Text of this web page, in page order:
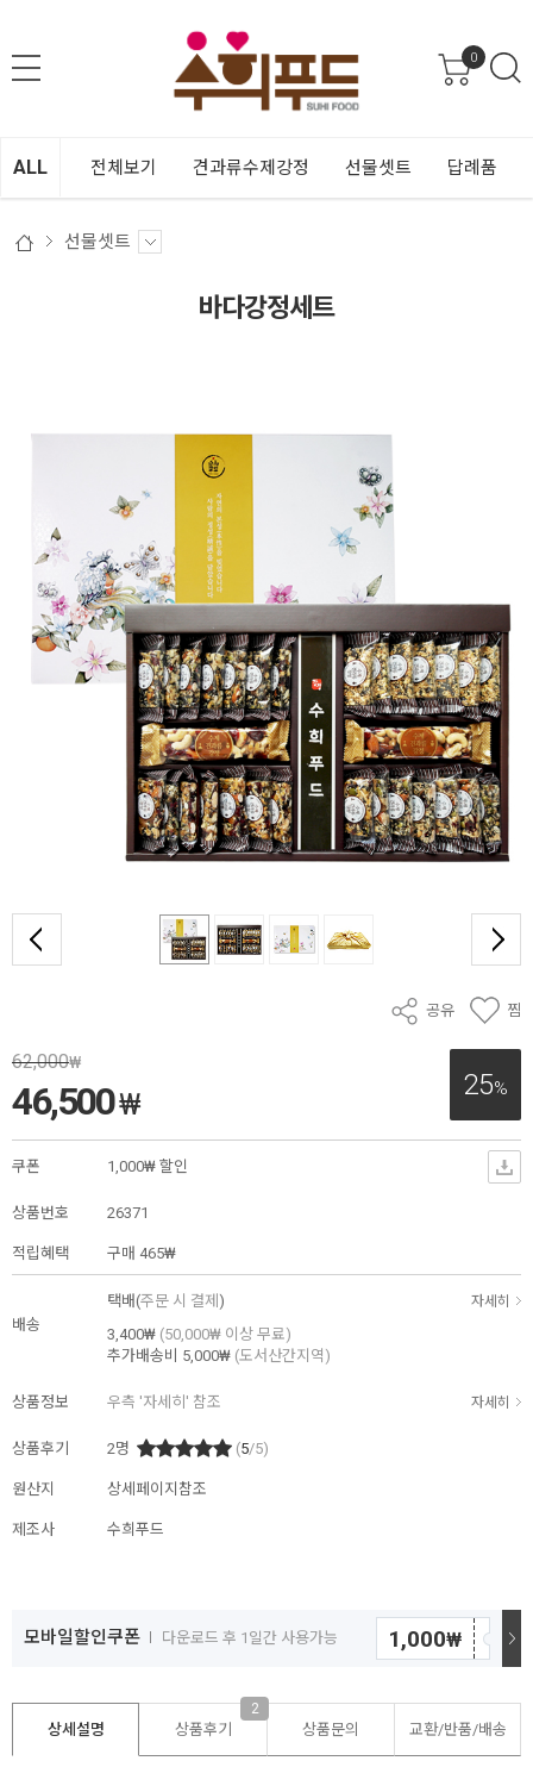
0
ALL 전체보기 견과류수제강정 선물셋트 답례품
선물셋트
바다강정세트
공유 찜
25%
62,000₩
46,500₩
쿠폰 1,000₩ 할인
상품번호 26371
적립혜택 구매 465₩
배송
택배(주문 시 결제 ) 자세히
3,400₩ (50,000₩ 이상 무료)
추가배송비
5,000₩ (도서산간지역)
상품정보 우측 '자세히' 참조 자세히
상품후기 2명 (5/5)
원산지 상세페이지참조
제조사 수희푸드
모바일할인쿠폰 다운로드 후 1일간 사용가능 1,000₩
상세설명 상품후기
2
상품문의 교환/반품/배송